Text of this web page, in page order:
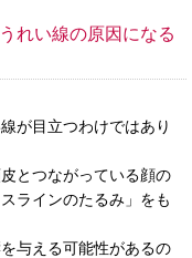
れい線の原因になる
が目立つわけではあり
とつながっている顔の
ラインのたるみ」をも
与える可能性があるの